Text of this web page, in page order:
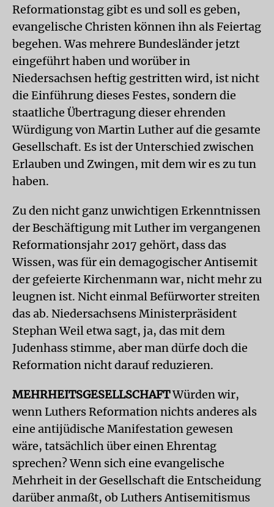
Reformationstag gibt es und soll es geben,
evangelische Christen können ihn als Feiertag
begehen. Was mehrere Bundesländer jetzt
eingeführt haben und worüber in
Niedersachsen heftig gestritten wird, ist nicht
die Einführung dieses Festes, sondern die
staatliche Übertragung dieser ehrenden
Würdigung von Martin Luther auf die gesamte
Gesellschaft. Es ist der Unterschied zwischen
Erlauben und Zwingen, mit dem wir es zu tun
haben.
Zu den nicht ganz unwichtigen Erkenntnissen
der Beschäftigung mit Luther im vergangenen
Reformationsjahr 2017 gehört, dass das
Wissen, was für ein demagogischer Antisemit
der gefeierte Kirchenmann war, nicht mehr zu
leugnen ist. Nicht einmal Befürworter streiten
das ab. Niedersachsens Ministerpräsident
Stephan Weil etwa sagt, ja, das mit dem
Judenhass stimme, aber man dürfe doch die
Reformation nicht darauf reduzieren.
MEHRHEITSGESELLSCHAFTWürden wir,
wenn Luthers Reformation nichts anderes als
eine antijüdische Manifestation gewesen
wäre, tatsächlich über einen Ehrentag
sprechen? Wenn sich eine evangelische
Mehrheit in der Gesellschaft die Entscheidung
darüber anmaßt, ob Luthers Antisemitismus